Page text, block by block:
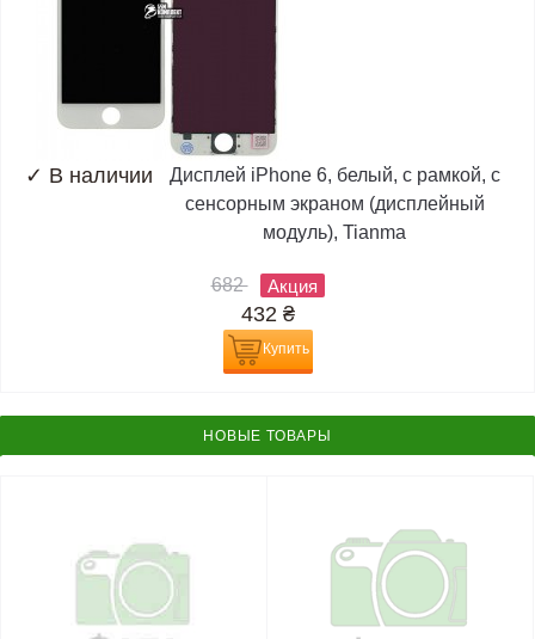
✓ В наличии
Дисплей iPhone 6, белый, с рамкой, с
сенсорным экраном (дисплейный
модуль), Tianma
682 Акция
432 ₴
Купить
НОВЫЕ ТОВАРЫ